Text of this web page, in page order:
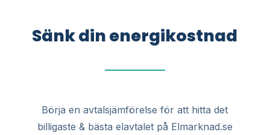
Sänk din energikostnad
Börja en avtalsjämförelse för att hitta det
billigaste & bästa elavtalet på Elmarknad.se